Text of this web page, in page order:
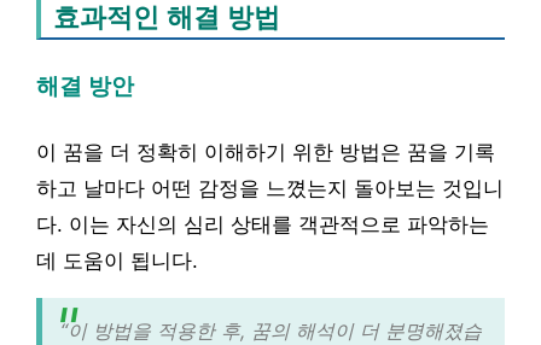
효과적인 해결 방법
해결 방안
이 꿈을 더 정확히 이해하기 위한 방법은 꿈을 기록
하고 날마다 어떤 감정을 느꼈는지 돌아보는 것입니
다. 이는 자신의 심리 상태를 객관적으로 파악하는
데 도움이 됩니다.
“이 방법을 적용한 후, 꿈의 해석이 더 분명해졌습